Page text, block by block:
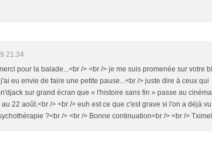
21:34
pour la balade...<br /> <br /> je me suis promenée sur votre
eu envie de faire une petite pause...<br /> juste dire à ceux qui
sur grand écran que « l'histoire sans fin » passe au
22 août.<br /> <br /> euh est ce que c'est grave si l'on a déjà
?<br /> <br /> Bonne continuation<br /> <br />